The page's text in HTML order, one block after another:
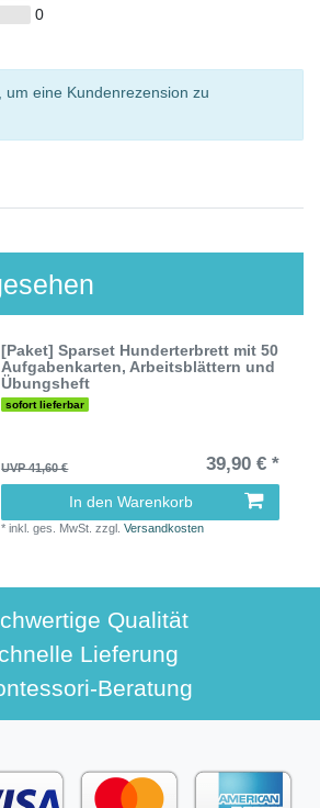
0
um eine Kundenrezension zu
[Paket] Sparset Hunderterbrett mit 50
Aufgabenkarten, Arbeitsblättern und
Übungsheft
sofort lieferbar
UVP 41,60 € 39,90 € *
In den Warenkorb
*inkl. ges. MwSt. zzgl.Versandkosten
Qualität
Lieferung
Beratung